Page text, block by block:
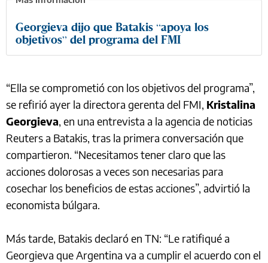
Georgieva dijo que Batakis “apoya los
objetivos” del programa del FMI
“Ella se comprometió con los objetivos del programa”,
se refirió ayer la directora gerenta del FMI, Kristalina
Georgieva, en una entrevista a la agencia de noticias
Reuters a Batakis, tras la primera conversación que
compartieron. “Necesitamos tener claro que las
acciones dolorosas a veces son necesarias para
cosechar los beneficios de estas acciones”, advirtió la
economista búlgara.
Más tarde, Batakis declaró en TN: “Le ratifiqué a
Georgieva que Argentina va a cumplir el acuerdo con el